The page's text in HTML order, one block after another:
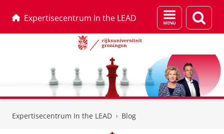
Expertisecentrum In the LEAD
Menu
en
Expertisecentrum In the LEAD Blog